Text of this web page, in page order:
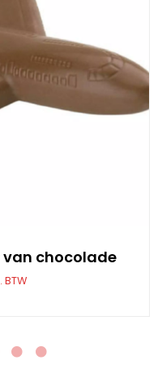
van chocolade
BTW